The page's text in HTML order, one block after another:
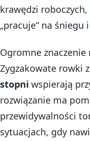
krawędzi
„pracuje” na śniegu
Ogromne
Zygzakowate rowki
stopni wspierają
rozwiązanie ma
przewidywalności
sytuacjach, gdy